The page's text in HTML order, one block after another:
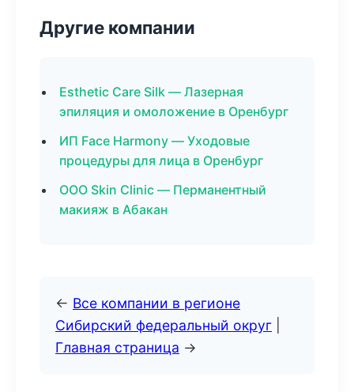
Другие компании
Esthetic Care Silk — Лазерная
эпиляция и омоложение в Оренбург
ИП Face Harmony — Уходовые
процедуры для лица в Оренбург
ООО Skin Clinic — Перманентный
макияж в Абакан
← Все компании в регионе
Сибирский федеральный округ
Главная страница →